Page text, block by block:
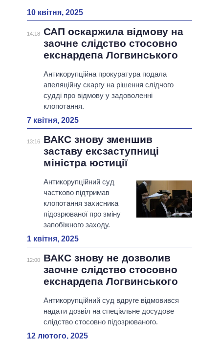
10 квітня, 2025
14:18 САП оскаржила відмову на
заочне слідство стосовно
екснардепа Логвинського
Антикорупційна прокуратура подала
апеляційну скаргу на рішення слідчого
судді про відмову у задоволенні
клопотання.
7 квітня, 2025
13:16
ВАКС знову зменшив
заставу ексзаступниці
міністра юстиції
Антикорупційний суд
частково підтримав
клопотання захисника
підозрюваної про зміну
запобіжного заходу.
1 квітня, 2025
12:00
ВАКС знову не дозволив
заочне слідство стосовно
екснардепа Логвинського
Антикорупційний суд вдруге відмовився
надати дозвіл на спеціальне досудове
слідство стосовно підозрюваного.
12 лютого, 2025